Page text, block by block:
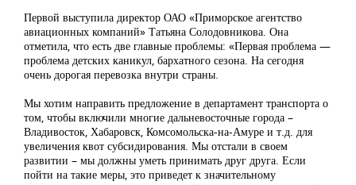
Первой выступила директор ОАО «Приморское агентство
авиационных компаний» Татьяна Солодовникова. Она
отметила, что есть две главные проблемы: «Первая проблема —
проблема детских каникул, бархатного сезона. На сегодня
очень дорогая перевозка внутри страны.
Мы хотим направить предложение в департамент транспорта о
том, чтобы включили многие дальневосточные города –
Владивосток, Хабаровск, Комсомольска-на-Амуре и т.д. для
увеличения квот субсидирования. Мы отстали в своем
развитии – мы должны уметь принимать друг друга. Если
пойти на такие меры, это приведет к значительному